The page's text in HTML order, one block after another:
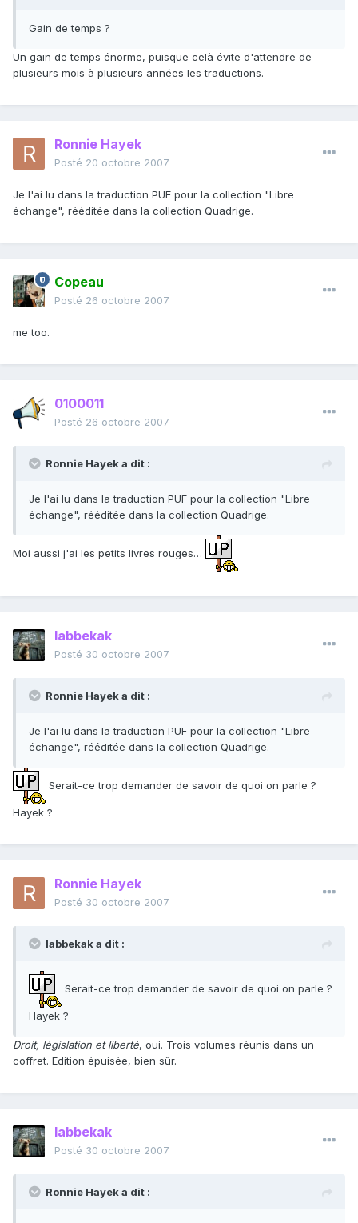
Gain de temps ?
Un gain de temps énorme, puisque celà évite d'attendre de
plusieurs mois à plusieurs années les traductions.
Ronnie Hayek
Posté 20 octobre 2007
Je l'ai lu dans la traduction PUF pour la collection "Libre
échange", rééditée dans la collection Quadrige.
Copeau
Posté 26 octobre 2007
me too.
0100011
Posté 26 octobre 2007
Ronnie Hayek a dit :
Je l'ai lu dans la traduction PUF pour la collection "Libre
échange", rééditée dans la collection Quadrige.
Moi aussi j'ai les petits livres rouges…
labbekak
Posté 30 octobre 2007
Ronnie Hayek a dit :
Je l'ai lu dans la traduction PUF pour la collection "Libre
échange", rééditée dans la collection Quadrige.
Serait-ce trop demander de savoir de quoi on parle ?
Hayek ?
Ronnie Hayek
Posté 30 octobre 2007
labbekak a dit :
Serait-ce trop demander de savoir de quoi on parle ?
Hayek ?
Droit, législation et liberté, oui. Trois volumes réunis dans un
coffret. Edition épuisée, bien sûr.
labbekak
Posté 30 octobre 2007
Ronnie Hayek a dit :